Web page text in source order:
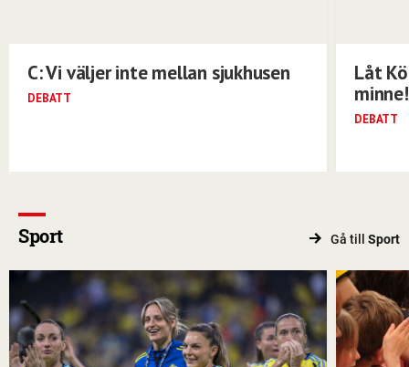
C: Vi väljer inte mellan sjukhusen
DEBATT
Låt
minne!
DEBATT
Sport Gå till Sport